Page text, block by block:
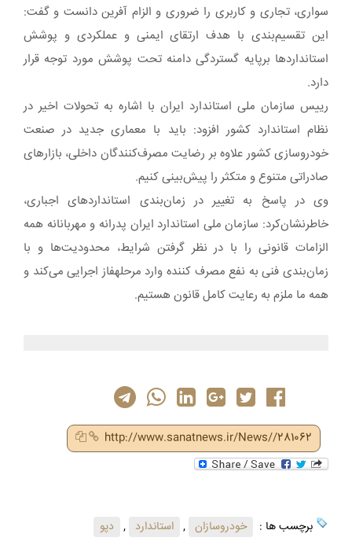
سواری، تجاری و کاربری را ضروری و الزام آفرین دانست و گفت:
این تقسیم‌بندی با هدف ارتقای ایمنی و عملکردی و پوشش
استانداردها برپایه گستردگی دامنه تحت پوشش مورد توجه قرار
دارد.
رییس سازمان ملی استاندارد ایران با اشاره به تحولات‌ اخیر در
نظام استاندارد کشور افزود: باید با معماری جدید در صنعت
خودروسازی کشور علاوه بر رضایت مصرف‌کنندگان داخلی، بازارهای
صادراتی متنوع و متکثر را پیش‌بینی کنیم.
وی در پاسخ به تغییر در زمان‌بندی استانداردهای اجباری،
خاطرنشان‌کرد: سازمان ملی استاندارد ایران پدرانه و مهربانانه همه
الزامات قانونی را با در نظر گرفتن شرایط، محدودیت‌ها و با
زمان‌بندی فنی به نفع مصرف کننده وارد مرحلهفاز اجرایی می‌کند و
همه ما ملزم به رعایت کامل قانون هستیم.
http://www.sanatnews.ir/News//281062
برچسب ها : خودروسازان , استاندارد , دپو